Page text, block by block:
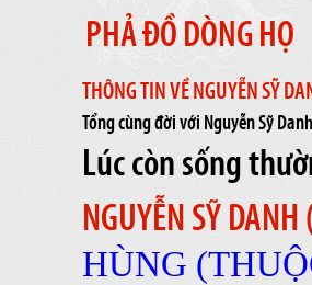
PHẢ ĐỒ DÒNG HỌ
THÔNG TIN VỀ NGUYỄN SỸ
Tổng cùng đời với Nguyễn Sỹ
Lúc còn sống
NGUYỄN SỸ
HÙNG